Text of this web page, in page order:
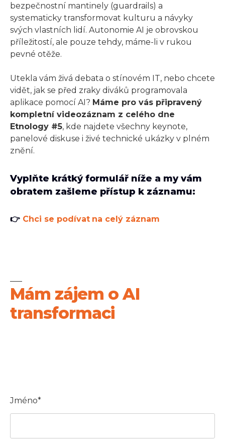
bezpečnostní mantinely (guardrails) a
systematicky transformovat kulturu a návyky
svých vlastních lidí. Autonomie AI je obrovskou
příležitostí, ale pouze tehdy, máme-li v rukou
pevné otěže.
Utekla vám živá debata o stínovém IT, nebo chcete
vidět, jak se před zraky diváků programovala
aplikace pomocí AI? Máme pro vás připravený
kompletní videozáznam z celého dne
Etnology #5, kde najdete všechny keynote,
panelové diskuse i živé technické ukázky v plném
znění.
Vyplňte krátký formulář níže a my vám
obratem zašleme přístup k záznamu:
👉 Chci se podívat na celý záznam
Mám zájem o AI
transformaci
Jméno*